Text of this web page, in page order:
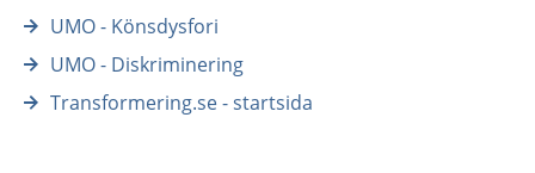
UMO - Könsdysfori
UMO - Diskriminering
Transformering.se - startsida